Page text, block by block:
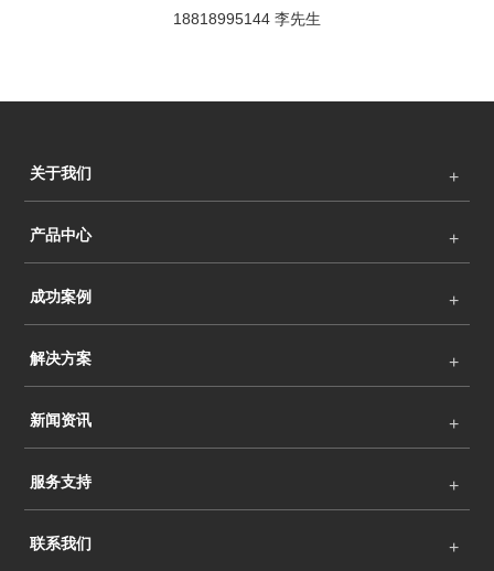
18818995144 李先生
关于我们
产品中心
成功案例
解决方案
新闻资讯
服务支持
联系我们